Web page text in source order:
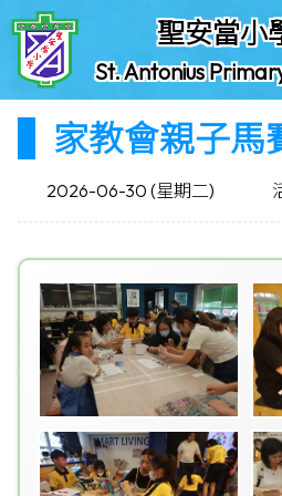
聖安當小
St. Antonius
家教會親子馬
2026-06-30 (星期二)